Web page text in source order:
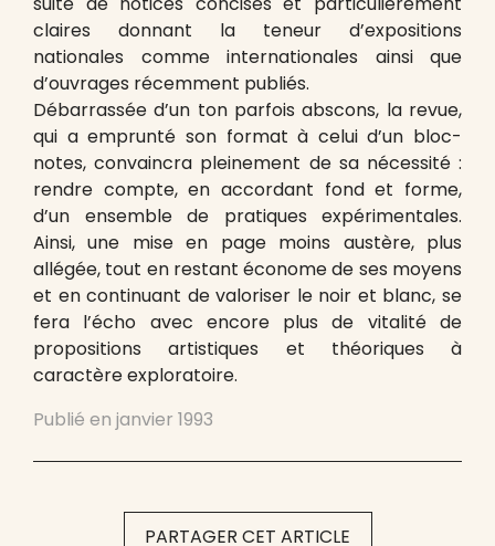
claires donnant la teneur d’expositions
nationales comme internationales ainsi que
d’ouvrages récemment publiés.
Débarrassée d’un ton parfois abscons, la revue,
qui a emprunté son format à celui d’un bloc-
notes, convaincra pleinement de sa nécessité :
rendre compte, en accordant fond et forme,
d’un ensemble de pratiques expérimentales.
Ainsi, une mise en page moins austère, plus
allégée, tout en restant économe de ses moyens
et en continuant de valoriser le noir et blanc, se
fera l’écho avec encore plus de vitalité de
propositions artistiques et théoriques à
caractère exploratoire.
Publié en janvier 1993
PARTAGER CET ARTICLE